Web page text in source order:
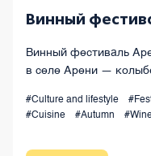
Винный
Винный фестиваль
в селе Арени —
и уникальной винной
#Culture and lifestyle
#Cuisine
#Autumn